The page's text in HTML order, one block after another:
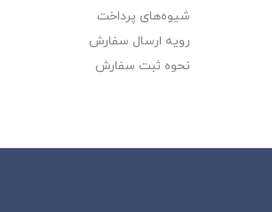
شیوه‌های پرداخت
رویه ارسال سفارش
نحوه ثبت سفارش